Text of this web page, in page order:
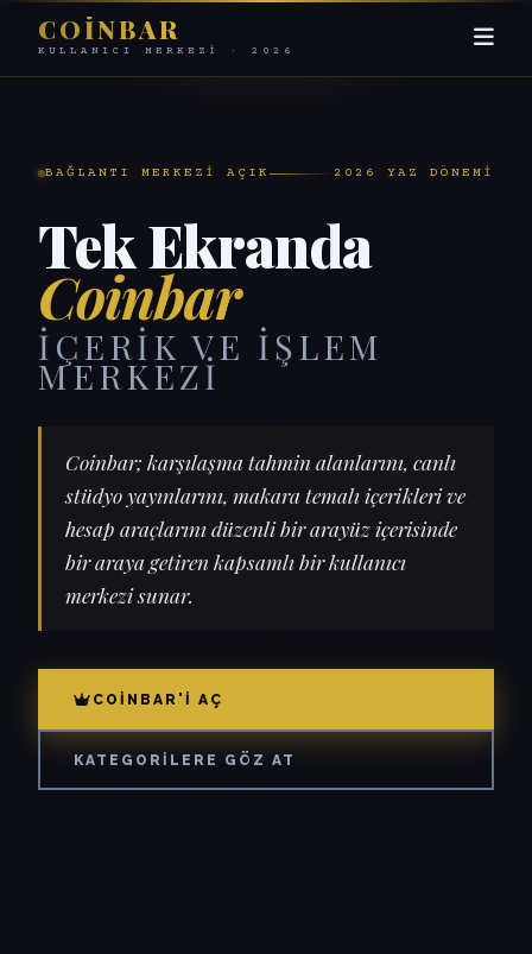
COINBAR
KULLANICI MERKEZI · 2026
BAĞLANTI MERKEZI AÇIK 2026 YAZ DÖNEMI
Tek Ekranda
Coinbar
İÇERIK VE İŞLEM
MERKEZI
Coinbar; karşılaşma tahmin alanlarını, canlı
stüdyo yayınlarını, makara temalı içerikleri ve
hesap araçlarını düzenli bir arayüz içerisinde
bir araya getiren kapsamlı bir kullanıcı
merkezi sunar.
COINBAR'I AÇ
KATEGORILERE GÖZ AT